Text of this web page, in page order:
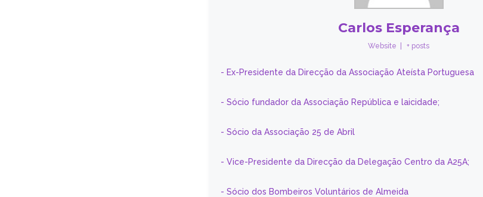
Carlos Esperança
Website + posts
- Ex-Presidente da Direcção da Associação Ateísta Portuguesa
- Sócio fundador da Associação República e laicidade;
- Sócio da Associação 25 de Abril
- Vice-Presidente da Direcção da Delegação Centro da A25A;
- Sócio dos Bombeiros Voluntários de Almeida